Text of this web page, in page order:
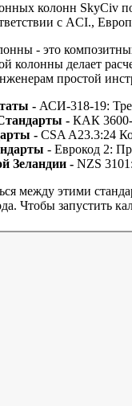
колонн SkyCiv
с ACI.,
- это
колонны делает
простой
-АСИ-318-19:
-КАК 3600-
-CSA A23.3:24
- Еврокод 2:
Зеландии -NZS
между этими
Чтобы запустить